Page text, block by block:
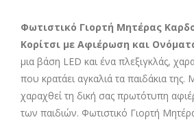
Φωτιστικό Γιορτή Μητέρας
Κορίτσι με Αφιέρωση και
μια βάση LED και ένα πλεξιγκλάς,
που κρατάει αγκαλιά τα παιδάκια
χαραχθεί τη δική σας πρωτότυπη
των παιδιών. Φωτιστικό Γιορτή